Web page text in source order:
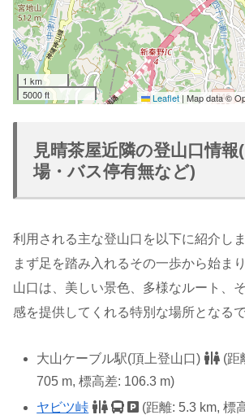
1 km
5000 ft
Leaflet | Map data ©
見晴茶屋近隣の登山口情
場・バス停有無など)
利用される主な登山口を以下に紹介し
まず足を踏み入れるその一歩から始ま
山口は、美しい景色、多様なルート、
感を提供してくれる特別な場所となるで
大山ケーブル駅(頂上登山口)
(距
705 m, 標高差: 106.3 m)
ヤビツ峠
(距離: 5.3 km, 標